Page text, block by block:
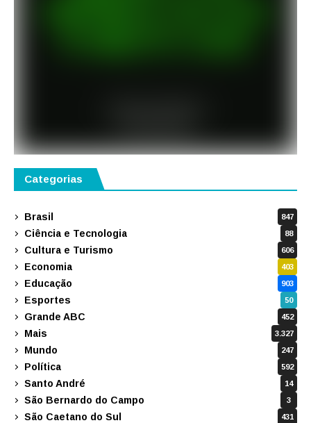
Categorias
Brasil 847
Ciência e Tecnologia 88
Cultura e Turismo 606
Economia 403
Educação 903
Esportes 50
Grande ABC 452
Mais 3.327
Mundo 247
Política 592
Santo André 14
São Bernardo do Campo 3
São Caetano do Sul 431